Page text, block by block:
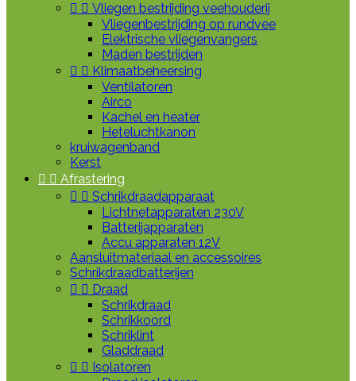
  Vliegen bestrijding veehouderij
Vliegenbestrijding op rundvee
Elektrische vliegenvangers
Maden bestrijden
  Klimaatbeheersing
Ventilatoren
Airco
Kachel en heater
Heteluchtkanon
kruiwagenband
Kerst
  Afrastering
  Schrikdraadapparaat
Lichtnetapparaten 230V
Batterijapparaten
Accu apparaten 12V
Aansluitmateriaal en accessoires
Schrikdraadbatterijen
  Draad
Schrikdraad
Schrikkoord
Schriklint
Gladdraad
  Isolatoren